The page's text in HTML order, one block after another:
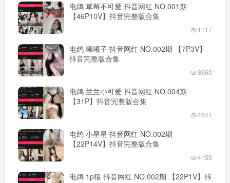
电鸽 草莓不可爱 抖音网红 NO.001期
【46P10V】抖音完整版合集
1117
电鸽 曦曦子 抖音网红 NO.002期 【7P3V】
抖音完整版合集
3660
电鸽 兰兰小可爱 抖音网红 NO.004期
【31P】抖音完整版合集
4641
电鸽 小星星 抖音网红 NO.002期
【22P14V】抖音完整版合集
4159
电鸽 1p狼 抖音网红 NO.002期 【22P1V】抖